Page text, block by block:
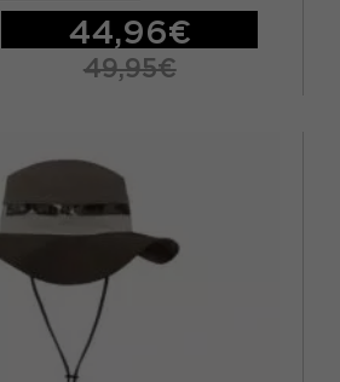
44,96€
49,95€